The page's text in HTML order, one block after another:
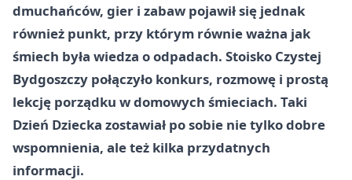
dmuchańców, gier i zabaw pojawił się jednak
również punkt, przy którym równie ważna jak
śmiech była wiedza o odpadach. Stoisko Czystej
Bydgoszczy połączyło konkurs, rozmowę i prostą
lekcję porządku w domowych śmieciach. Taki
Dzień Dziecka zostawiał po sobie nie tylko dobre
wspomnienia, ale też kilka przydatnych
informacji.